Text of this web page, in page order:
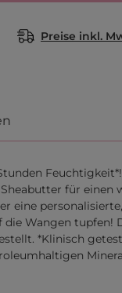
Preise inkl.
für einen
eine
Wangen tupfen!
*Klinisch